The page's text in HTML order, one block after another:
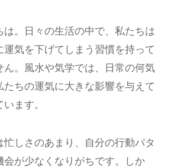
は。日々の生活の中で、私たちは
運気を下げてしまう習慣を持って
ん。風水や気学では、日常の何気
たちの運気に大きな影響を与えて
ます。
しさのあまり、自分の行動パタ
会が少なくなりがちです。しか